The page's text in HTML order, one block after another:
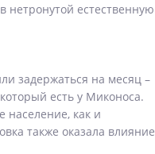
нетронутой естественную
задержаться на месяц –
есть у Миконоса.
население, как и
также оказала влияние